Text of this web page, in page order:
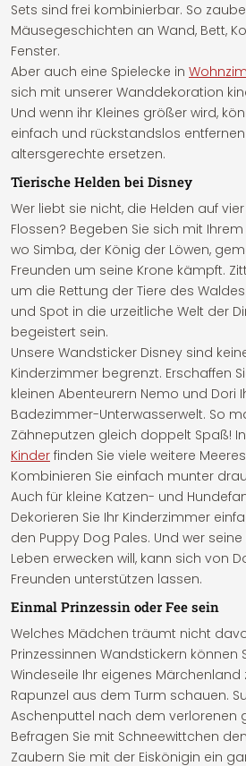
Sets sind frei kombinierbar. So
Mäusegeschichten an Wand, Bett,
Fenster.
Aber auch eine Spielecke in
sich mit unserer Wanddekoration
Und wenn ihr Kleines größer wird,
einfach und rückstandslos
altersgerechte ersetzen.
Tierische Helden bei Disney
Wer liebt sie nicht, die Helden auf
Flossen? Begeben Sie sich mit
wo Simba, der König der Löwen,
Freunden um seine Krone kämpft.
um die Rettung der Tiere des
und Spot in die urzeitliche Welt der
begeistert sein.
Unsere Wandsticker Disney sind
Kinderzimmer begrenzt. Erschaffen
kleinen Abenteurern Nemo und Dori
Badezimmer-Unterwasserwelt. So
Zähneputzen gleich doppelt Spaß!
Kinder finden Sie viele weitere
Kombinieren Sie einfach munter
Auch für kleine Katzen- und
Dekorieren Sie Ihr Kinderzimmer
den Puppy Dog Pales. Und wer
Leben erwecken will, kann sich von
Freunden unterstützen lassen.
Einmal Prinzessin oder Fee sein
Welches Mädchen träumt nicht
Prinzessinnen Wandstickern können
Windeseile Ihr eigenes Märchenland
Rapunzel aus dem Turm schauen.
Aschenputtel nach dem verlorenen
Befragen Sie mit Schneewittchen
Zaubern Sie mit der Eiskönigin ein